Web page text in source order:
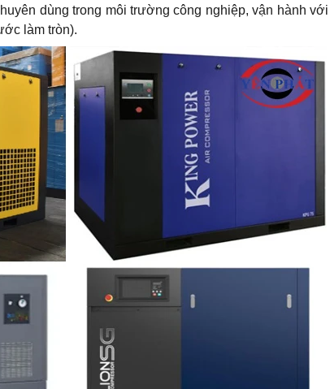
dùng trong môi trường công nghiệp, vận hành
làm tròn).